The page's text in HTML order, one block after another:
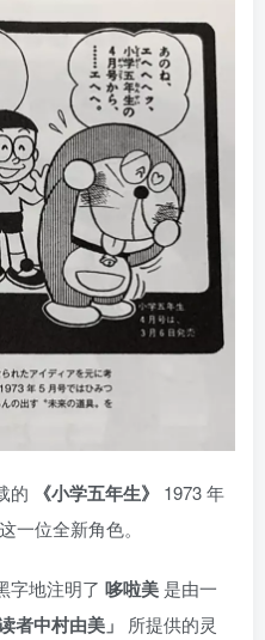
的 《小学五年生》
1973 年
这一位全新角色。
字地注明了 哆啦美 是由一
者中村由美」
所提供的灵